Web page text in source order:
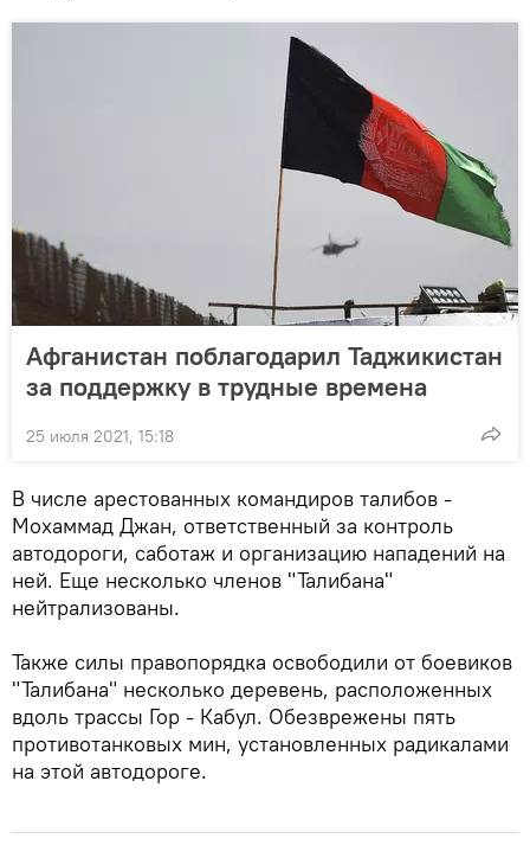
Афганистан поблагодарил Таджикистан
за поддержку в трудные времена
25 июля 2021, 15:18
В числе арестованных командиров талибов -
Мохаммад Джан, ответственный за контроль
автодороги, саботаж и организацию нападений на
ней. Еще несколько членов "Талибана"
нейтрализованы.
Также силы правопорядка освободили от боевиков
"Талибана" несколько деревень, расположенных
вдоль трассы Гор - Кабул. Обезврежены пять
противотанковых мин, установленных радикалами
на этой автодороге.